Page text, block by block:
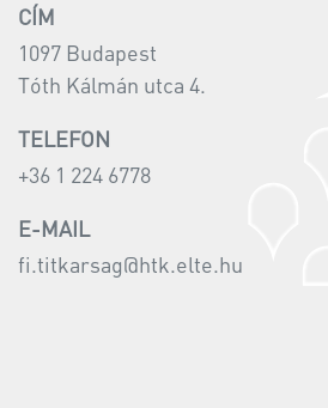
CÍM
1097 Budapest
Tóth Kálmán utca 4.
TELEFON
+36 1 224 6778
E-MAIL
fi.titkarsag@htk.elte.hu